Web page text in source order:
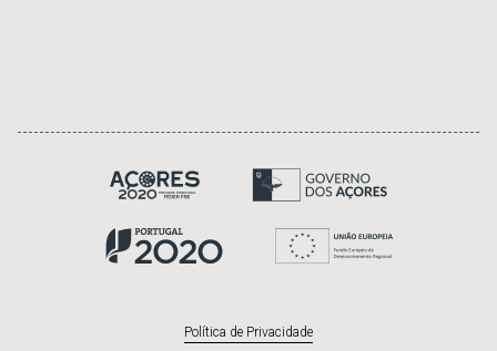
Política de Privacidade